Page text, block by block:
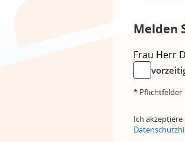
Melden
Frau Herr
* Pflichtfelder
Ich akzeptiere